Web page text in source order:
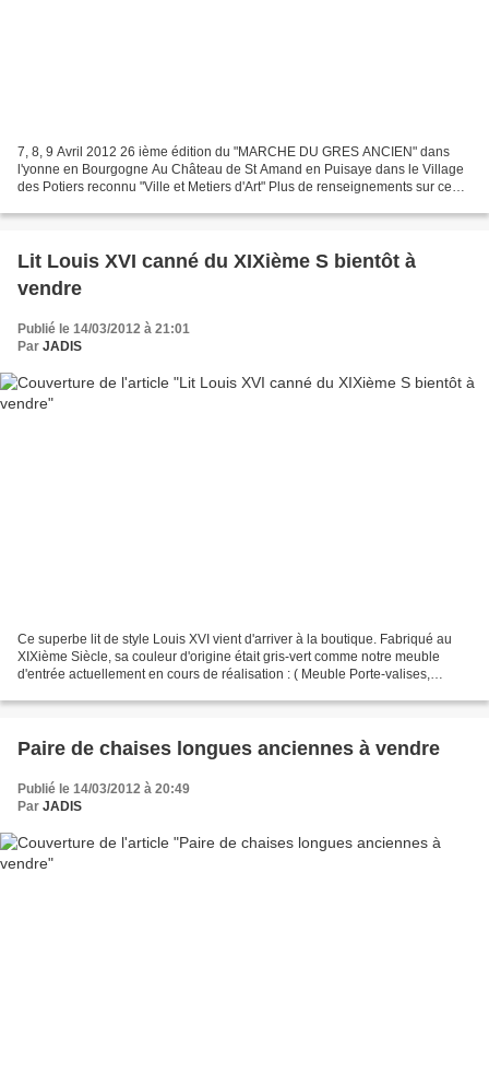
7, 8, 9 Avril 2012 26 ième édition du "MARCHE DU GRES ANCIEN" dans
l'yonne en Bourgogne Au Château de St Amand en Puisaye dans le Village
des Potiers reconnu "Ville et Metiers d'Art" Plus de renseignements sur ce
touristiques/st-amand-en-puisaye-village-potier...
Lit Louis XVI canné du XIXième S bientôt à
vendre
Publié le 14/03/2012 à 21:01
Par JADIS
Ce superbe lit de style Louis XVI vient d'arriver à la boutique. Fabriqué au
XIXième Siècle, sa couleur d'origine était gris-vert comme notre meuble
d'entrée actuellement en cours de réalisation : ( Meuble Porte-valises,
Paire de chaises longues anciennes à vendre
Publié le 14/03/2012 à 20:49
Par JADIS